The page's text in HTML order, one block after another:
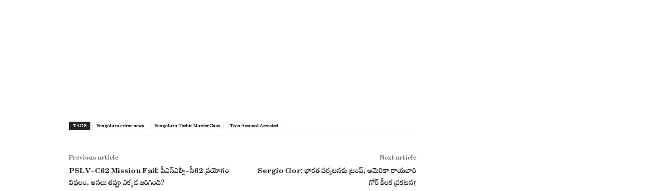
TAGS Bengaluru crime news Bengaluru Techie Murder Case Teen Accused Arrested
Previous article
PSLV-C62 Mission Fail: పీఎస్ఎల్వీ-సీ62 ప్రయోగం
విఫలం, అసలు తప్పు ఎక్కడ జరిగింది?
Next article
Sergio Gor: భారత పర్యటనకు ట్రంప్, అమెరికా రాయబారి
గోర్ కీలక ప్రకటన!